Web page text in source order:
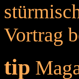
Vortrag
tip